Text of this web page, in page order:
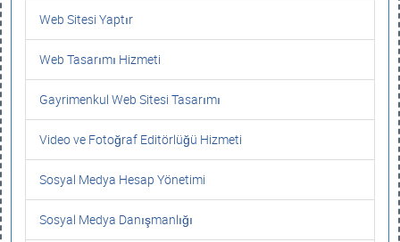
Web Sitesi Yaptır
Web Tasarımı Hizmeti
Gayrimenkul Web Sitesi Tasarımı
Video ve Fotoğraf Editörlüğü Hizmeti
Sosyal Medya Hesap Yönetimi
Sosyal Medya Danışmanlığı